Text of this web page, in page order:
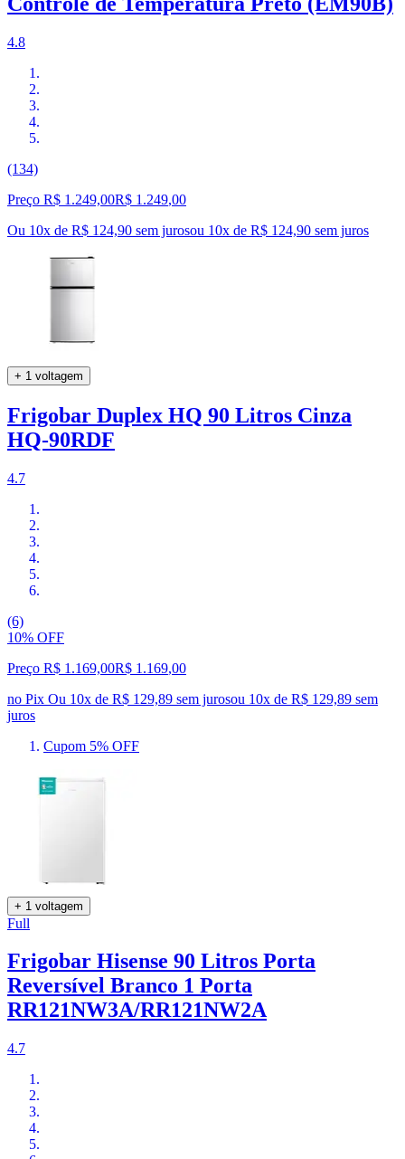
4.8
(134)
Preço R$ 1.249,00R$ 1.249,00
Ou 10x de R$ 124,90 sem jurosou 10x de R$ 124,90 sem juros
+ 1 voltagem
Frigobar Duplex HQ 90 Litros Cinza
HQ-90RDF
4.7
(6)
10% OFF
Preço R$ 1.169,00R$ 1.169,00
no Pix Ou 10x de R$ 129,89 sem jurosou 10x de R$ 129,89 sem
juros
Cupom 5% OFF
+ 1 voltagem
Full
Frigobar Hisense 90 Litros Porta
Reversível Branco 1 Porta
RR121NW3A/RR121NW2A
4.7